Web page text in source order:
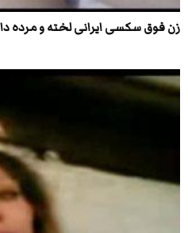
زن فوق سکسی ایرانی لخته و مرده